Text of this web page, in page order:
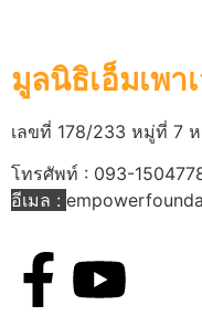
มูลนิธิเอ็มเพา
เลขที่ 178/233 หมู่ที่ 7
โทรศัพท์ : 093-
อีเมล :